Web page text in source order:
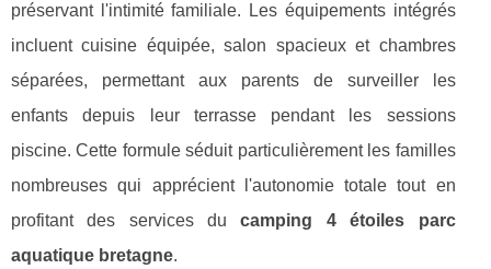
préservant l'intimité familiale. Les équipements intégrés
incluent cuisine équipée, salon spacieux et chambres
séparées, permettant aux parents de surveiller les
enfants depuis leur terrasse pendant les sessions
piscine. Cette formule séduit particulièrement les familles
nombreuses qui apprécient l'autonomie totale tout en
profitant des services ducamping 4 étoiles parc
aquatique bretagne.